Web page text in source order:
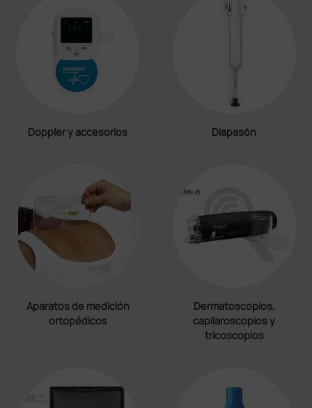
Doppler y accesorios Diapasón
Aparatos de medición
ortopédicos
Dermatoscopios,
capilaroscopios y
tricoscopios